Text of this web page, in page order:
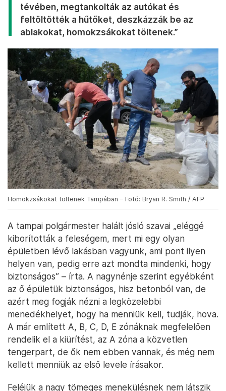
tévében, megtankolták az autókat és
feltöltötték a hűtőket, deszkázzák be az
ablakokat, homokzsákokat töltenek.”
Homokzsákokat töltenek Tampában – Fotó: Bryan R. Smith / AFP
A tampai polgármester halált jósló szavai „eléggé
kiborították a feleségem, mert mi egy olyan
épületben lévő lakásban vagyunk, ami pont ilyen
helyen van, pedig erre azt mondta mindenki, hogy
biztonságos” – írta. A nagynénje szerint egyébként
az ő épületük biztonságos, hisz betonból van, de
azért meg fogják nézni a legközelebbi
menedékhelyet, hogy ha menniük kell, tudják, hova.
A már említett A, B, C, D, E zónáknak megfelelően
rendelik el a kiürítést, az A zóna a közvetlen
tengerpart, de ők nem ebben vannak, és még nem
kellett menniük az első levele írásakor.
Feléjük a nagy tömeges menekülésnek nem látszik